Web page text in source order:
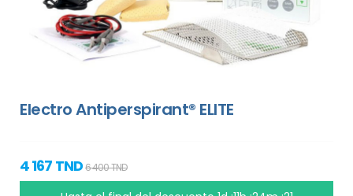
Electro Antiperspirant® ELITE
4 167 TND6 400 TND